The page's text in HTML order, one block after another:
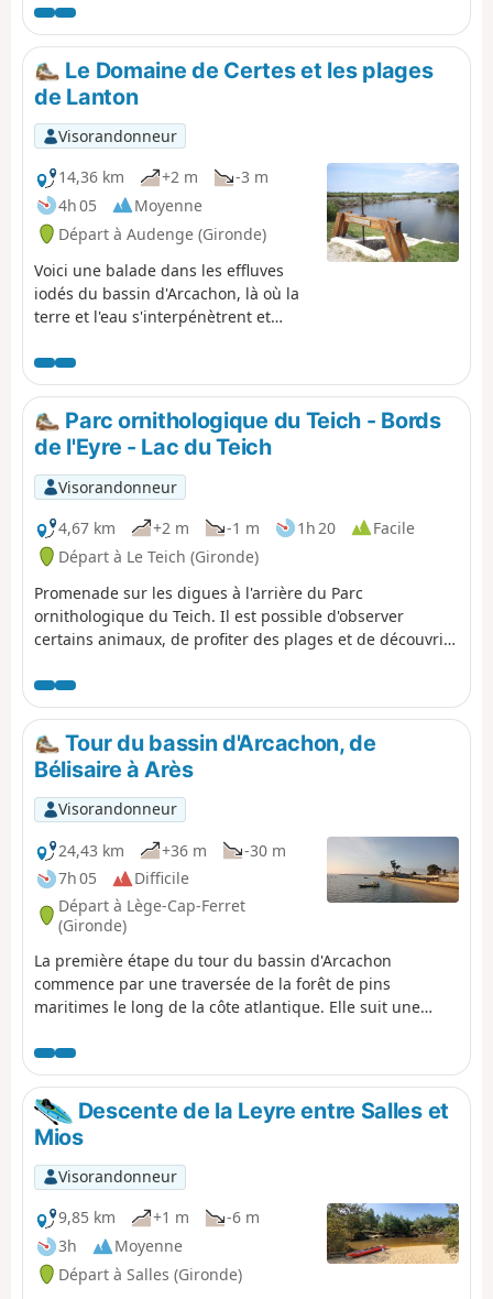
choisie (décembre).Le parcours est uniquement sur
route avec une agréable traversée de forêt composée de
feuillus variés. Biganos est une ville plus importante que
les différents bourgs traversés précédemment et ne
présente pas de charme particulier à l'exception du port.
Le Domaine de Certes et les plages
de Lanton
Visorandonneur
14,36 km
+2 m
-3 m
4h 05
Moyenne
Départ à Audenge (Gironde)
Voici une balade dans les effluves
iodés du bassin d'Arcachon, là où la
terre et l'eau s'interpénètrent et
un vaste domaine fait d'anciens
étangs piscicoles et marais salants.
Nous l'avons faite en 2013, par une
belle journée froide et ensoleillée de
décembre, mais il ne faut pas hésiter
à y revenir par tous les temps et en
toutes saisons, car le visage de ces
lieux est changeant à l'infini.
Parc ornithologique du Teich - Bords
de l'Eyre - Lac du Teich
Visorandonneur
4,67 km
+2 m -1 m 1h 20
Facile
Départ à Le Teich (Gironde)
Promenade sur les digues à l'arrière du Parc
ornithologique du Teich. Il est possible d'observer
certains animaux, de profiter des plages et de découvrir
pied ou à vélo mais attention à la chute dans les zones
sableuses.
Tour du bassin d'Arcachon, de
Bélisaire à Arès
Visorandonneur
24,43 km
+36 m
-30 m
7h 05
Difficile
Départ à Lège-Cap-Ferret
(Gironde)
La première étape du tour du bassin d'Arcachon
commence par une traversée de la forêt de pins
maritimes le long de la côte atlantique. Elle suit une
diverses possibilités existent pour rejoindre la plage,
notamment avant ou après la Maison Forestière du Truc
Vert, afin de varier un peu le parcours.L'arrivée dans la
Réserve Naturelle des Prés Salés d'Arès puis sa traversée
est très agréable et riche d'oiseaux et de paysages
typiques de ces milieux salés.
Descente de la Leyre entre Salles et
Mios
Visorandonneur
9,85 km
+1 m
-6 m
3h
Moyenne
Départ à Salles (Gironde)